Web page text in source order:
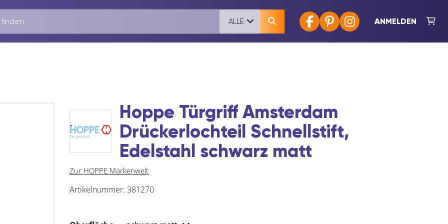
ANMELDEN
ALLE
Hoppe Türgriff Amsterdam
Drückerlochteil Schnellstift,
Edelstahl schwarz matt
Zur HOPPE Markenwelt
Artikelnummer: 381270